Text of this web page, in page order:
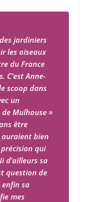
jardiniers
les oiseaux
du France
C’est Anne-
scoop dans
un
Mulhouse »
être
auraient bien
précision qui
d’ailleurs sa
question de
enfin sa
mes